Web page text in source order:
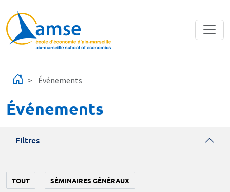
Événements
Événements
Filtres
TOUT SÉMINAIRES GÉNÉRAUX